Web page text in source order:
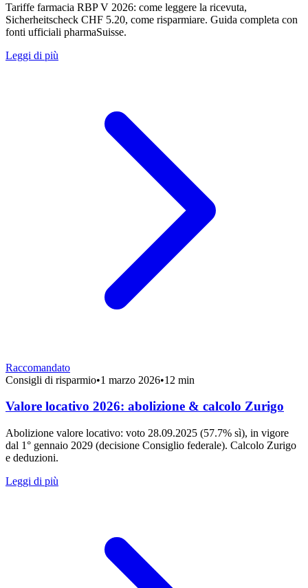
Tariffe farmacia RBP V 2026: come leggere la ricevuta,
Sicherheitscheck CHF 5.20, come risparmiare. Guida completa con
fonti ufficiali pharmaSuisse.
Leggi di più
Raccomandato
Consigli di risparmio•1 marzo 2026•12 min
Valore locativo 2026: abolizione & calcolo Zurigo
Abolizione valore locativo: voto 28.09.2025 (57.7% sì), in vigore
dal 1° gennaio 2029 (decisione Consiglio federale). Calcolo Zurigo
e deduzioni.
Leggi di più